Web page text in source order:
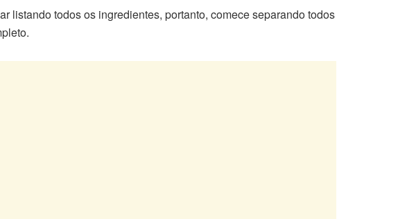
listando todos os ingredientes, portanto, comece separando todos